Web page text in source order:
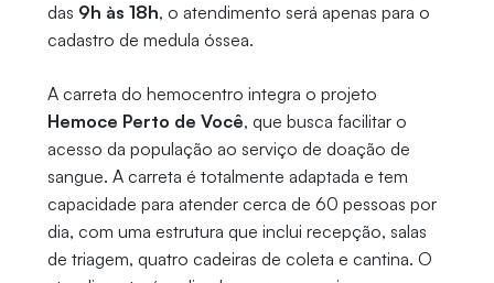
das 9h às 18h, o atendimento será apenas para o
cadastro de medula óssea.
A carreta do hemocentro integra o projeto
Hemoce Perto de Você, que busca facilitar o
acesso da população ao serviço de doação de
sangue. A carreta é totalmente adaptada e tem
capacidade para atender cerca de 60 pessoas por
dia, com uma estrutura que inclui recepção, salas
de triagem, quatro cadeiras de coleta e cantina. O